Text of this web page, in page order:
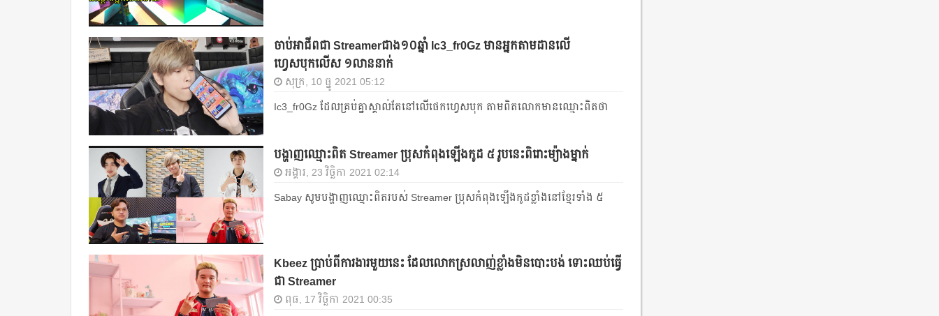
ចាប់អាជីពជា Streamerជាង១០ឆ្នាំ Ic3_fr0Gz មានអ្នកតាមដានលើ
ហ្វេសបុកលើស ១លាននាក់
សុក្រ, 10 ធ្នូ 2021 05:12
Ic3_fr0Gz ដែល​គ្រប់​គ្នា​ស្គាល់​តែ​នៅ​លើ​ផេក​ហ្វេស​បុក តាម​ពិត​លោក​មាន​ឈ្មោះពិតថា
បង្ហាញឈ្មោះពិត Streamer ប្រុសកំពុងឡើងកូដ ៥ រូបនេះពិរោះម្យ៉ាងម្នាក់
អង្គារ, 23 វិច្ឆិកា 2021 02:14
Sabay សូម​បង្ហាញ​ឈ្មោះ​ពិត​របស់ Streamer ប្រុស​កំពុង​ឡើង​កូដ​ខ្លាំង​នៅ​ខ្មែរ​ទាំង ៥
Kbeez ប្រាប់ពីការងារមួយនេះ ដែលលោកស្រលាញ់​ខ្លាំងមិនបោះបង់ ទោះឈប់ធ្វើ
ជា Streamer
ពុធ, 17 វិច្ឆិកា 2021 00:35